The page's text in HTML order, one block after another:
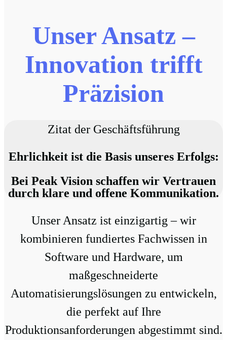
Unser Ansatz –
Innovation trifft
Präzision
Zitat der Geschäftsführung
Ehrlichkeit ist die Basis unseres Erfolgs:
Bei Peak Vision schaffen wir Vertrauen
durch klare und offene Kommunikation.
Unser Ansatz ist einzigartig – wir
kombinieren fundiertes Fachwissen in
Software und Hardware, um
maßgeschneiderte
Automatisierungslösungen zu entwickeln,
die perfekt auf Ihre
Produktionsanforderungen abgestimmt sind.